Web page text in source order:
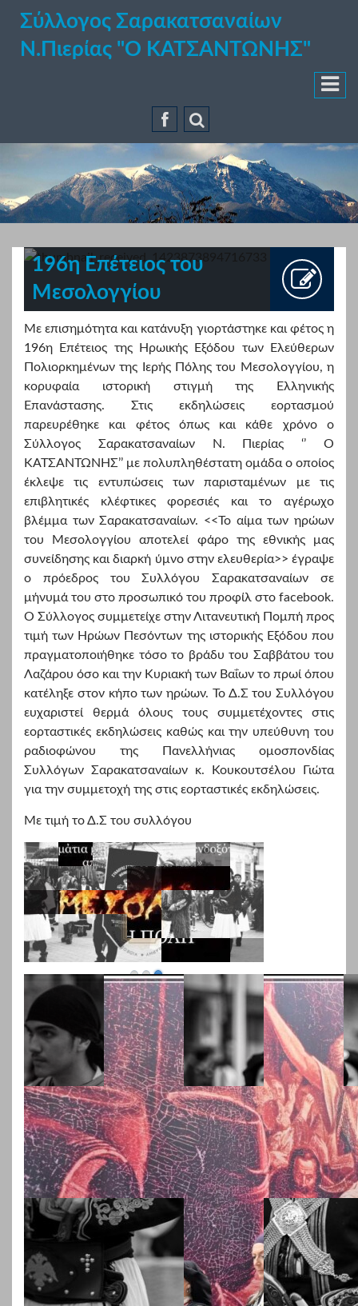
Σύλλογος Σαρακατσαναίων
Ν.Πιερίας "Ο ΚΑΤΣΑΝΤΩΝΗΣ"
196η Επέτειος του
Μεσολογγίου
Με επισημότητα και κατάνυξη γιορτάστηκε και φέτος η
196η Επέτειος της Ηρωικής Εξόδου των Ελεύθερων
Πολιορκημένων της Ιερής Πόλης του Μεσολογγίου, η
κορυφαία ιστορική στιγμή της Ελληνικής
Επανάστασης. Στις εκδηλώσεις εορτασμού
παρευρέθηκε και φέτος όπως και κάθε χρόνο ο
Σύλλογος Σαρακατσαναίων Ν. Πιερίας ‘’ Ο
ΚΑΤΣΑΝΤΩΝΗΣ’’ με πολυπληθέστατη ομάδα ο οποίος
έκλεψε τις εντυπώσεις των παρισταμένων με τις
επιβλητικές κλέφτικες φορεσιές και το αγέρωχο
βλέμμα των Σαρακατσαναίων. <<Το αίμα των ηρώων
του Μεσολογγίου αποτελεί φάρο της εθνικής μας
συνείδησης και διαρκή ύμνο στην ελευθερία>> έγραψε
ο πρόεδρος του Συλλόγου Σαρακατσαναίων σε
μήνυμά του στο προσωπικό του προφίλ στο facebook.
Ο Σύλλογος συμμετείχε στην Λιτανευτική Πομπή προς
τιμή των Ηρώων Πεσόντων της ιστορικής Εξόδου που
πραγματοποιήθηκε τόσο το βράδυ του Σαββάτου του
Λαζάρου όσο και την Κυριακή των Βαΐων το πρωί όπου
κατέληξε στον κήπο των ηρώων. Το Δ.Σ του Συλλόγου
ευχαριστεί θερμά όλους τους συμμετέχοντες στις
εορταστικές εκδηλώσεις καθώς και την υπεύθυνη του
ραδιοφώνου της Πανελλήνιας ομοσπονδίας
Συλλόγων Σαρακατσαναίων κ. Κουκουτσέλου Γιώτα
για την συμμετοχή της στις εορταστικές εκδηλώσεις.
Με τιμή το Δ.Σ του συλλόγου